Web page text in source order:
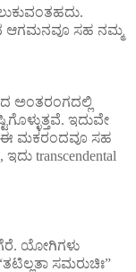
ಆಗಮನವೂ ಸಹ ನಮ್ಮ
ಅಂತರಂಗದಲ್ಲಿ
ಇದುವೇ
ಈ ಮಕರಂದವೂ ಸಹ
transcendental
ಯೋಗಿಗಳು
ಸಮರುಚಿಃ”